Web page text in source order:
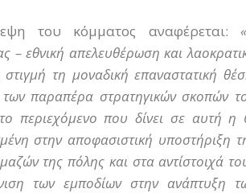
του κόμματος αναφέρεται:
εθνική απελευθέρωση και
τη μοναδική επαναστατική
παραπέρα στρατηγικών σκοπών
περιεχόμενο που δίνει σε αυτή η
στην αποφασιστική υποστήριξη
της πόλης και στα αντίστοιχά
των εμποδίων στην ανάπτυξη